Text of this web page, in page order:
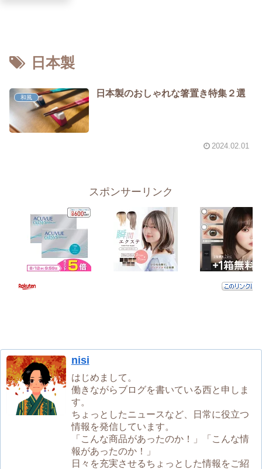
日本製
和風 日本製のおしゃれな箸置き特集２選
2024.02.01
スポンサーリンク
nisi
はじめまして。
働きながらブログを書いている西と申しま
す。
ちょっとしたニュースなど、日常に役立つ
情報を発信しています。
「こんな商品があったのか！」「こんな情
報があったのか！」
日々を充実させるちょっとした情報をご紹